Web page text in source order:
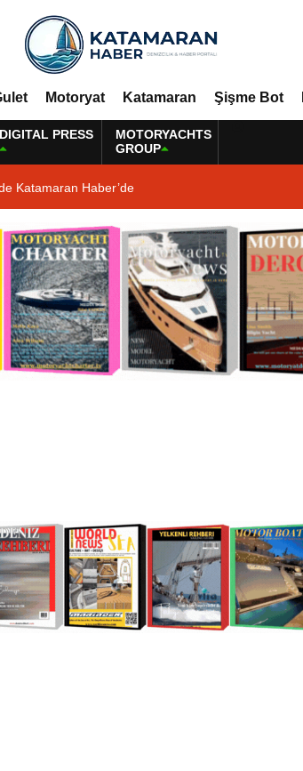
Motoryat Katamaran Şişme Bot
DIGITAL PRESS
MOTORYACHTS
GROUP
Katamaran Haber’de